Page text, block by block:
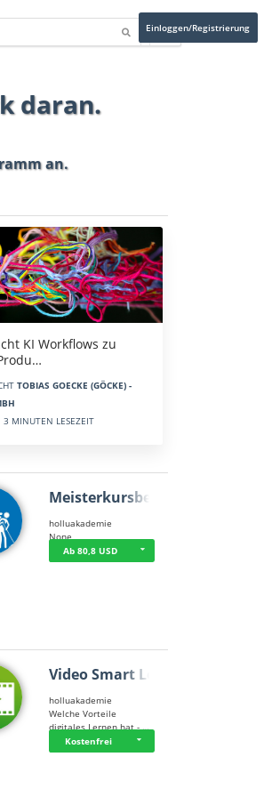
Einloggen/Registrierung
daran.
an.
KI Workflows zu
TOBIAS GOECKE (GÖCKE) -
MINUTEN LESEZEIT
Meisterkursbegl…
holluakademie
None
Ab 80,8 USD
Video Smart Lea…
holluakademie
Welche Vorteile
digitales Lernen hat - …
Kostenfrei